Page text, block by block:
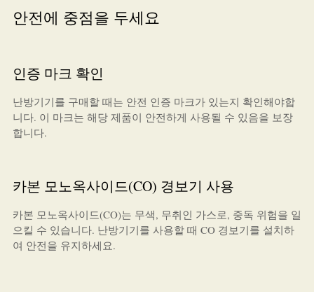
안전에 중점을 두세요
인증 마크 확인
난방기기를 구매할 때는 안전 인증 마크가 있는지 확인해야합
니다. 이 마크는 해당 제품이 안전하게 사용될 수 있음을 보장
합니다.
카본 모노옥사이드(CO) 경보기 사용
카본 모노옥사이드(CO)는 무색, 무취인 가스로, 중독 위험을 일
으킬 수 있습니다. 난방기기를 사용할 때 CO 경보기를 설치하
여 안전을 유지하세요.